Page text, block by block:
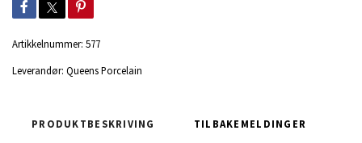
Artikkelnummer: 577
Leverandør: Queens Porcelain
PRODUKTBESKRIVING TILBAKEMELDINGER